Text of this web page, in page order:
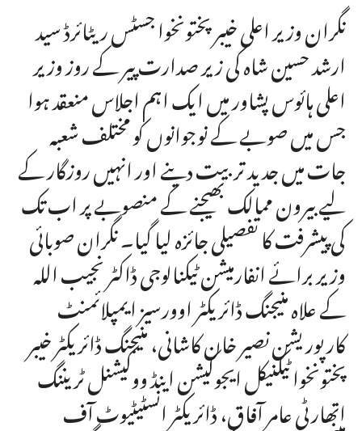
نگران وزیر اعلی خیبر پختونخوا جسٹس ریٹائرڈ سید
ارشد حسین شاہ کی زیر صدارت پیر کے روز وزیر
اعلی ہائوس پشاور میں ایک اہم اجلاس منعقد ہوا
جس میں صوبے کے نوجوانوں کو مختلف شعبہ
جات میں جدید تربیت دینے اور انہیں روزگار کے
لیے بیرون ممالک بھیجنے کے منصوبے پر اب تک
کی پیشرفت کا تفصیلی جائزہ لیا گیا۔ نگران صوبائی
وزیر برائے انفارمیشن ٹیکنالوجی ڈاکٹر نجیب اللہ
کے علاہ منیجنگ ڈائریکٹر اوورسیز ایمپلائمنٹ
کارپوریشن نصیر خان کاشانی، منیجنگ ڈائریکٹر خیبر
پختونخوا ٹیکنیکل ایجوکیشن اینڈ ووکیشنل ٹریننگ
اتھارٹی عامر آفاق، ڈائریکٹر انسٹیٹیوٹ آف